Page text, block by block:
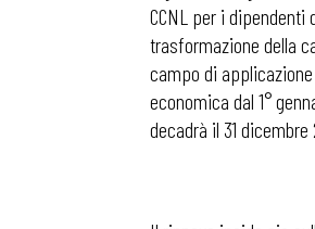
CCNL per i dipendenti
trasformazione della
campo di
economica dal 1°
decadrà il 31 dicembre